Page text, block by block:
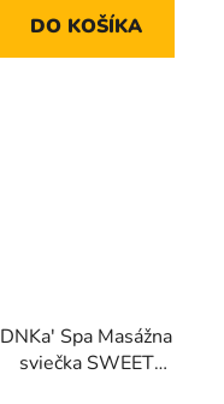
DO KOŠÍKA
DNKa' Spa Masážna
sviečka SWEET